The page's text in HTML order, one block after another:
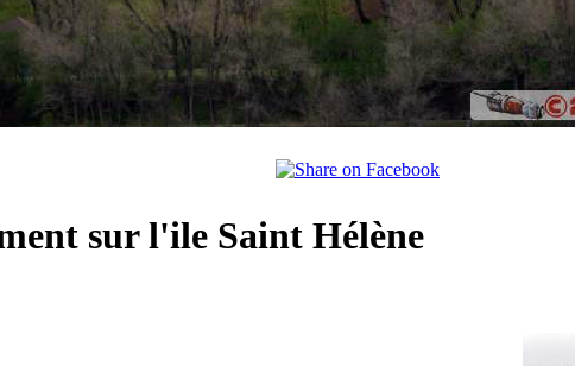
sur l'ile Saint Hélène